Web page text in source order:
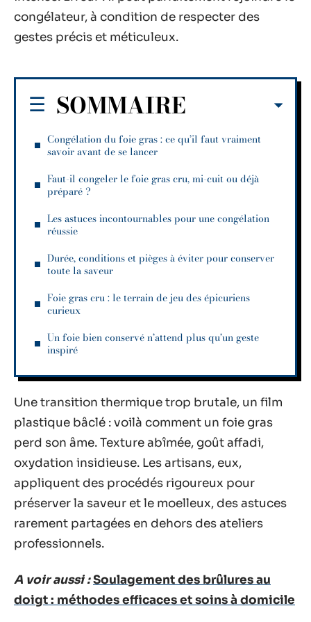
congélateur, à condition de respecter des
gestes précis et méticuleux.
SOMMAIRE
Congélation du foie gras : ce qu’il faut vraiment
savoir avant de se lancer
Faut-il congeler le foie gras cru, mi-cuit ou déjà
préparé ?
Les astuces incontournables pour une congélation
réussie
Durée, conditions et pièges à éviter pour conserver
toute la saveur
Foie gras cru : le terrain de jeu des épicuriens
curieux
Un foie bien conservé n’attend plus qu’un geste
inspiré
Une transition thermique trop brutale, un film
plastique bâclé : voilà comment un foie gras
perd son âme. Texture abîmée, goût affadi,
oxydation insidieuse. Les artisans, eux,
appliquent des procédés rigoureux pour
préserver la saveur et le moelleux, des astuces
rarement partagées en dehors des ateliers
professionnels.
A voir aussi :Soulagement des brûlures au
doigt : méthodes efficaces et soins à domicile